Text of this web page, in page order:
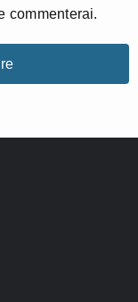
commenterai.